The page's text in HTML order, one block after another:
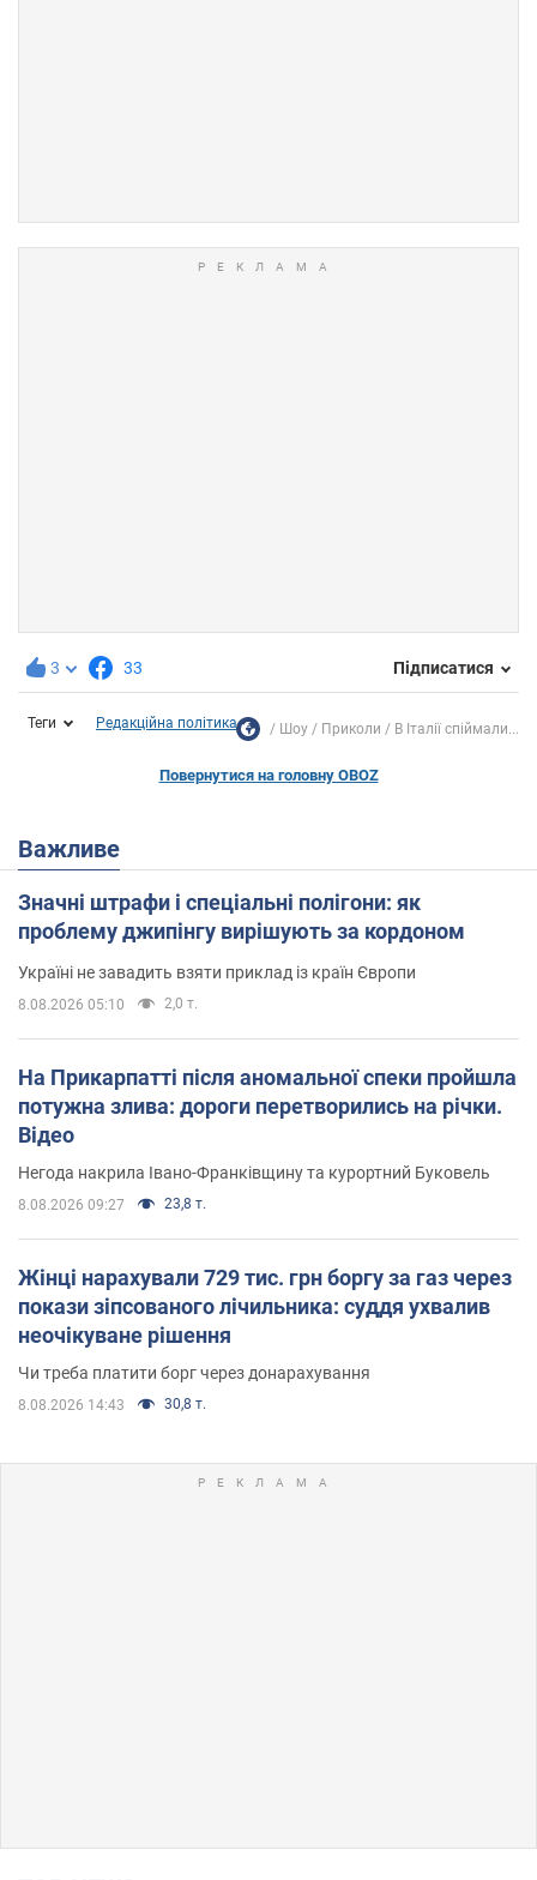
3 33 Підписатися
Теги Редакційна політика Шоу Приколи В Італії спіймали...
Повернутися на головну OBOZ
Важливе
Значні штрафи і спеціальні полігони: як
проблему джипінгу вирішують за кордоном
Україні не завадить взяти приклад із країн Європи
8.08.2026 05:10 2,0 т.
На Прикарпатті після аномальної спеки пройшла
потужна злива: дороги перетворились на річки.
Відео
Негода накрила Івано-Франківщину та курортний Буковель
8.08.2026 09:27 23,8 т.
Жінці нарахували 729 тис. грн боргу за газ через
покази зіпсованого лічильника: суддя ухвалив
неочікуване рішення
Чи треба платити борг через донарахування
8.08.2026 14:43 30,8 т.